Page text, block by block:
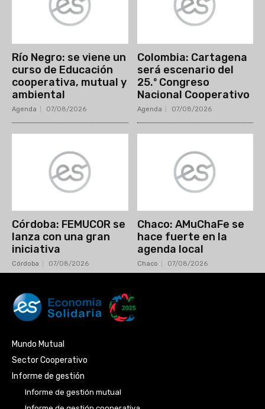
Río Negro: se viene un
curso de Educación
cooperativa, mutual y
ambiental
Agenda 07/08/2026
Colombia: Cartagena
será escenario del
25.º Congreso
Nacional Cooperativo
Agenda 07/08/2026
Córdoba: FEMUCOR se
lanza con una gran
iniciativa
Córdoba 07/08/2026
Chaco: AMuChaFe se
hace fuerte en la
agenda local
Chaco 07/08/2026
Mundo Mutual
Sector Cooperativo
Informe de gestión
Informe de gestión mutual